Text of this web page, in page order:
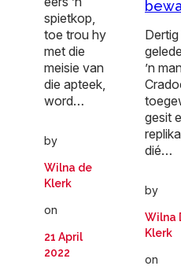
spietkop,
toe trou hy
met die
meisie van
die apteek,
word…
by
Wilna de
Klerk
on
21 April
2022
’n
gesit
dié…
by
Wilna
Klerk
on